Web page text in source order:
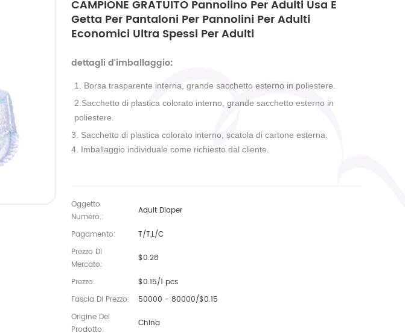
CAMPIONE GRATUITO Pannolino Per Adulti Usa E
Getta Per Pantaloni Per Pannolini Per Adulti
Economici Ultra Spessi Per Adulti
dettagli d'imballaggio:
1. Borsa trasparente interna, grande sacchetto esterno in poliestere.
2.Sacchetto di plastica colorato interno, grande sacchetto esterno in
poliestere.
3. Sacchetto di plastica colorato interno, scatola di cartone esterna.
4. Imballaggio individuale come richiesto dal cliente.
Oggetto
Numero.:
Adult Diaper
Pagamento:
T/T,L/C
Prezzo Di
Mercato:
$0.28
Prezzo:
$0.15/1 pcs
Fascia Di Prezzo:
50000 - 80000/$0.15
Origine Del
Prodotto:
China